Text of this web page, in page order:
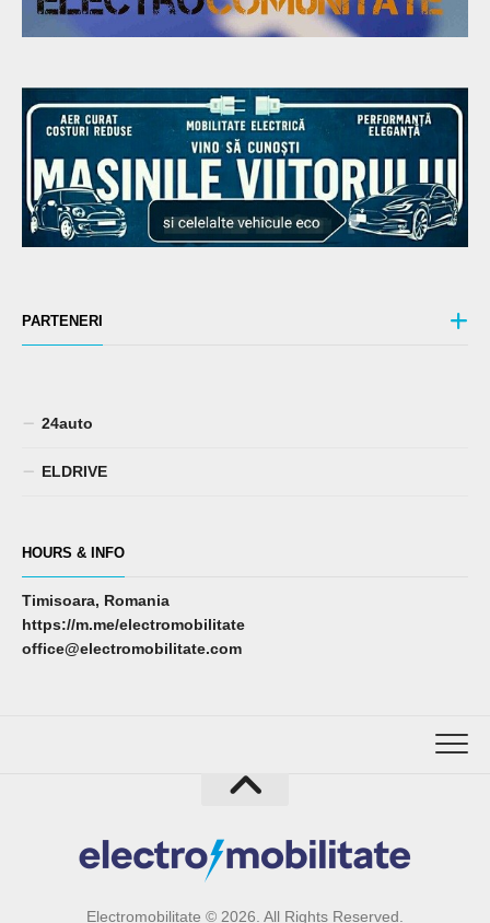
PARTENERI
24auto
ELDRIVE
HOURS & INFO
Timisoara, Romania
https://m.me/electromobilitate
office@electromobilitate.com
Electromobilitate © 2026. All Rights Reserved.